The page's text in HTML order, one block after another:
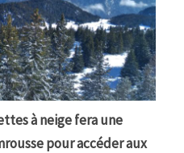
à neige fera une
pour accéder aux